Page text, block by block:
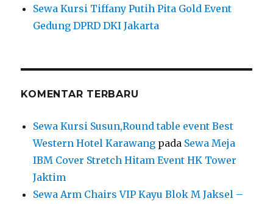
Sewa Kursi Tiffany Putih Pita Gold Event
Gedung DPRD DKI Jakarta
KOMENTAR TERBARU
Sewa Kursi Susun,Round table event Best
Western Hotel Karawang pada Sewa Meja
IBM Cover Stretch Hitam Event HK Tower
Jaktim
Sewa Arm Chairs VIP Kayu Blok M Jaksel –